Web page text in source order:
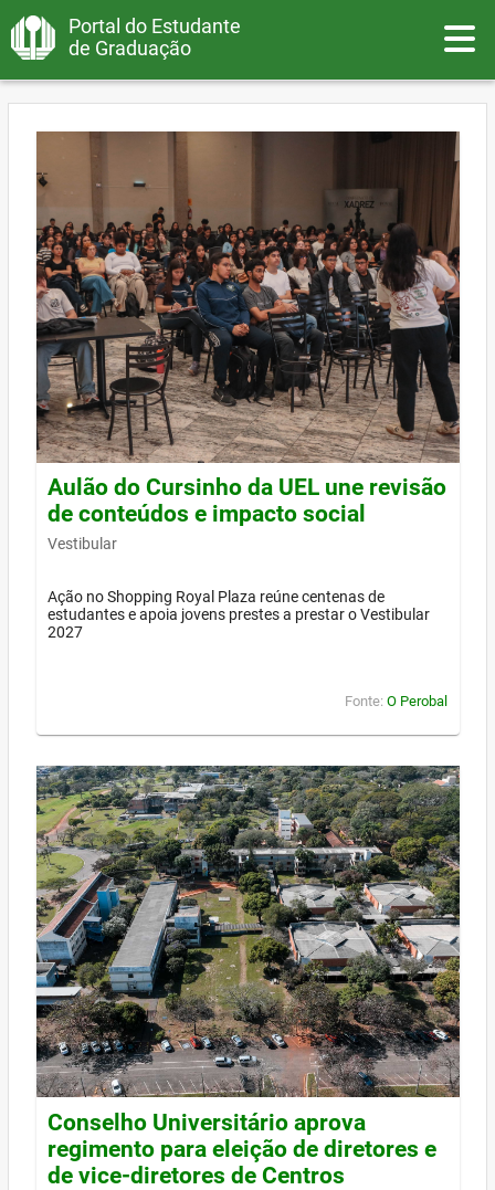
Portal do Estudante
de Graduação
Aulão do Cursinho da UEL une revisão
de conteúdos e impacto social
Vestibular
Ação no Shopping Royal Plaza reúne centenas de
estudantes e apoia jovens prestes a prestar o Vestibular
2027
Fonte: O Perobal
Conselho Universitário aprova
regimento para eleição de diretores e
de vice-diretores de Centros